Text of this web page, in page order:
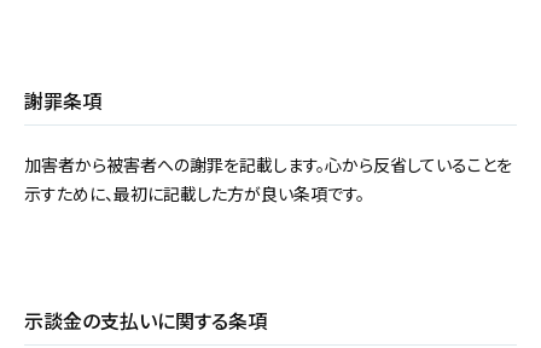
謝罪条項
加害者から被害者への謝罪を記載します。心から反省していることを
示すために、最初に記載した方が良い条項です。
示談金の支払いに関する条項